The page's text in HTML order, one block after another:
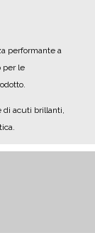
performante a
per le
di acuti brillanti,